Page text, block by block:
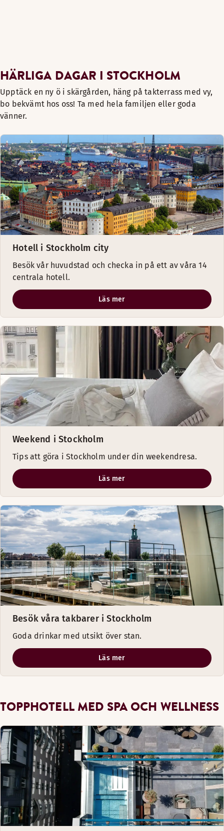
HÄRLIGA DAGAR I STOCKHOLM
Upptäck en ny ö i skärgården, häng på takterrass med vy,
bo bekvämt hos oss! Ta med hela familjen eller goda
vänner.
Hotell i Stockholm city
Besök vår huvudstad och checka in på ett av våra 14
centrala hotell.
Läs mer
Weekend i Stockholm
Tips att göra i Stockholm under din weekendresa.
Läs mer
Besök våra takbarer i Stockholm
Goda drinkar med utsikt över stan.
Läs mer
TOPPHOTELL MED SPA OCH WELLNESS